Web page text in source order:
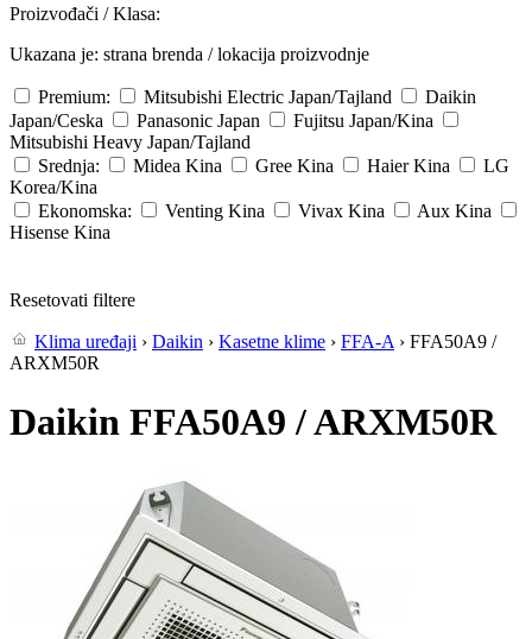
Proizvođači / Klasa:
Ukazana je: strana brenda / lokacija proizvodnje
Premium: Mitsubishi Electric Japan/Tajland
Daikin
Japan/Ceska
Panasonic Japan Fujitsu Japan/Kina
Mitsubishi Heavy Japan/Tajland
Srednja:
Midea Kina Gree Kina Haier Kina
LG
Korea/Kina
Ekonomska:
Venting Kina Vivax Kina Aux Kina
Hisense Kina
Resetovati filtere
Klima uređaji › Daikin › Kasetne klime › FFA-A › FFA50A9 /
ARXM50R
Daikin FFA50A9 / ARXM50R